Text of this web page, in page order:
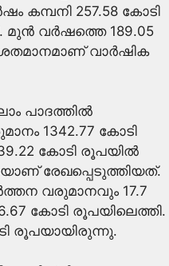
കമ്പനി 257.58 കോടി
മുൻ വർഷത്തെ 189.05
ശതമാനമാണ് വാർഷിക
പാദത്തിൽ
1342.77 കോടി
കോടി രൂപയിൽ
രേഖപ്പെടുത്തിയത്.
വരുമാനവും 17.7
കോടി രൂപയിലെത്തി.
രൂപയായിരുന്നു.